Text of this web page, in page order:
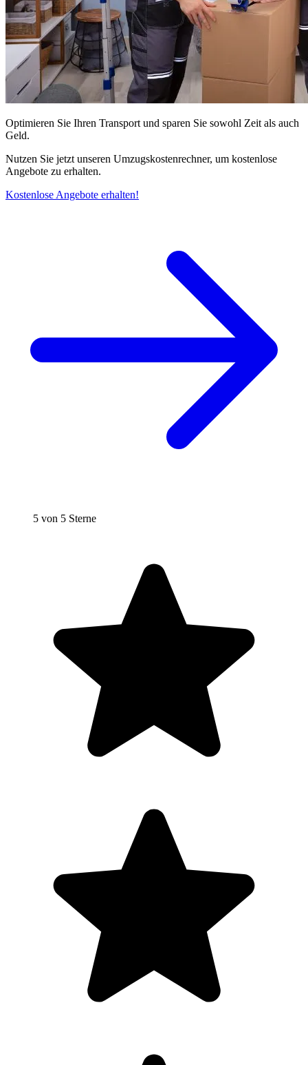
Optimieren Sie Ihren Transport und sparen Sie sowohl Zeit als auch
Geld.
Nutzen Sie jetzt unseren Umzugskostenrechner, um kostenlose
Angebote zu erhalten.
Kostenlose Angebote erhalten!
5 von 5 Sterne